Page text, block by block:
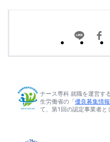
ナース専科 就職を運営す
生労働省の「優良募集情
て、第1回の認定事業者と